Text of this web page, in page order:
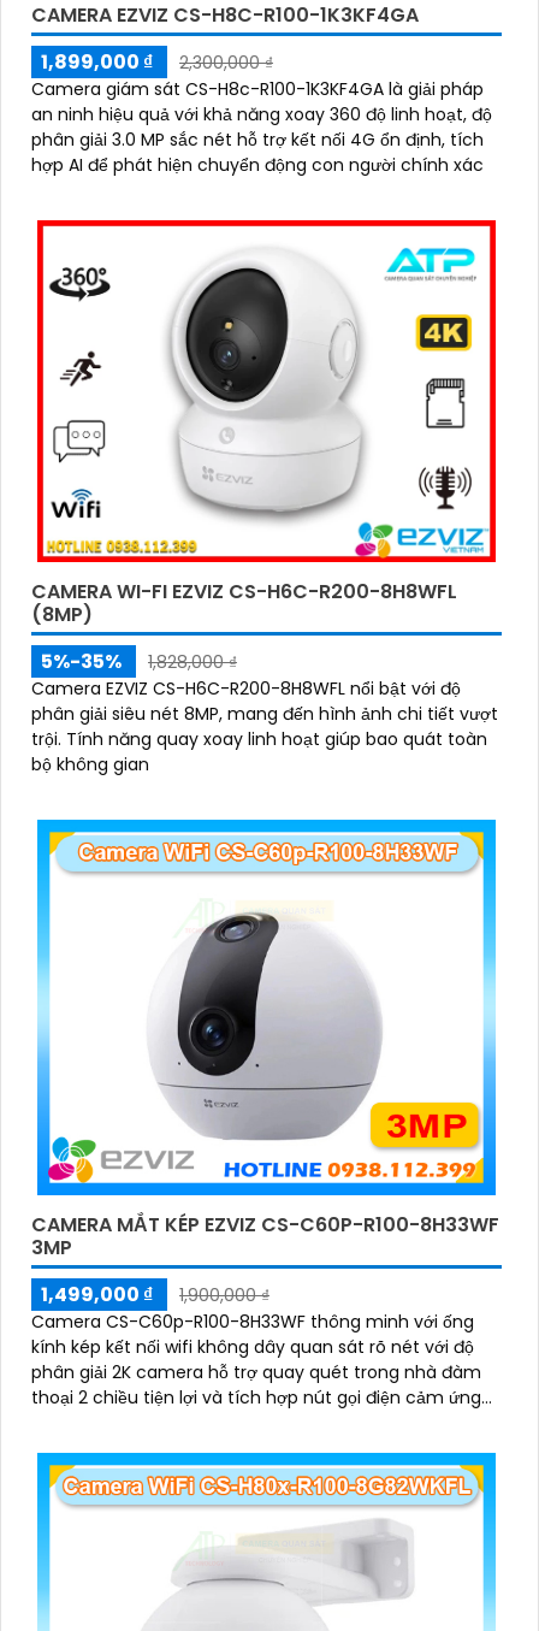
CAMERA EZVIZ CS-H8C-R100-1K3KF4GA
1,899,000 ₫
2,300,000 ₫
Camera giám sát CS-H8c-R100-1K3KF4GA là giải pháp
an ninh hiệu quả với khả năng xoay 360 độ linh hoạt, độ
phân giải 3.0 MP sắc nét hỗ trợ kết nối 4G ổn định, tích
hợp AI để phát hiện chuyển động con người chính xác
CAMERA WI-FI EZVIZ CS-H6C-R200-8H8WFL
(8MP)
5%-35%
1,828,000 ₫
Camera EZVIZ CS-H6C-R200-8H8WFL nổi bật với độ
phân giải siêu nét 8MP, mang đến hình ảnh chi tiết vượt
trội. Tính năng quay xoay linh hoạt giúp bao quát toàn
bộ không gian
CAMERA MẮT KÉP EZVIZ CS-C60P-R100-8H33WF
3MP
1,499,000 ₫
1,900,000 ₫
Camera CS-C60p-R100-8H33WF thông minh với ống
kính kép kết nối wifi không dây quan sát rõ nét với độ
phân giải 2K camera hỗ trợ quay quét trong nhà đàm
thoại 2 chiều tiện lợi và tích hợp nút gọi điện cảm ứng
kiệm băng thông và dung lượng lưu trữ hiệu quả